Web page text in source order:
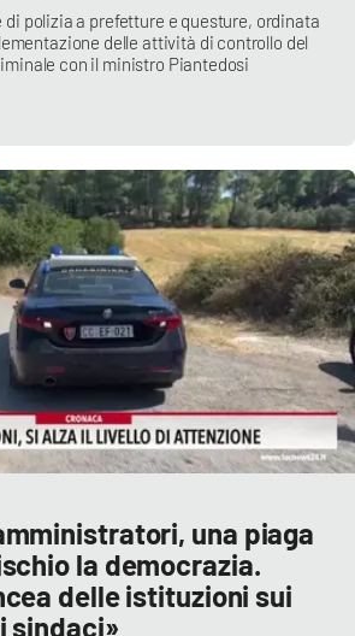
polizia a prefetture e questure, ordinata
delle attività di controllo del
con il ministro Piantedosi
una piaga
la democrazia.
delle istituzioni sui
sindaci»